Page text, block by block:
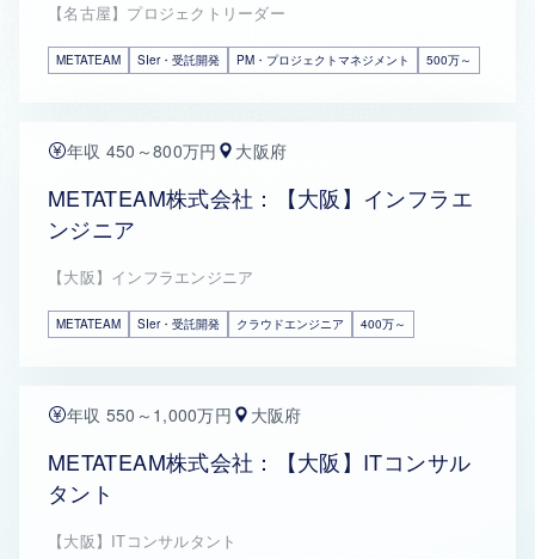
【名古屋】プロジェクトリーダー
METATEAM SIer・受託開発 PM・プロジェクトマネジメント 500万～
年収 450～800万円 大阪府
METATEAM株式会社：【大阪】インフラエ
ンジニア
【大阪】インフラエンジニア
METATEAM SIer・受託開発 クラウドエンジニア 400万～
年収 550～1,000万円 大阪府
METATEAM株式会社：【大阪】ITコンサル
タント
【大阪】ITコンサルタント